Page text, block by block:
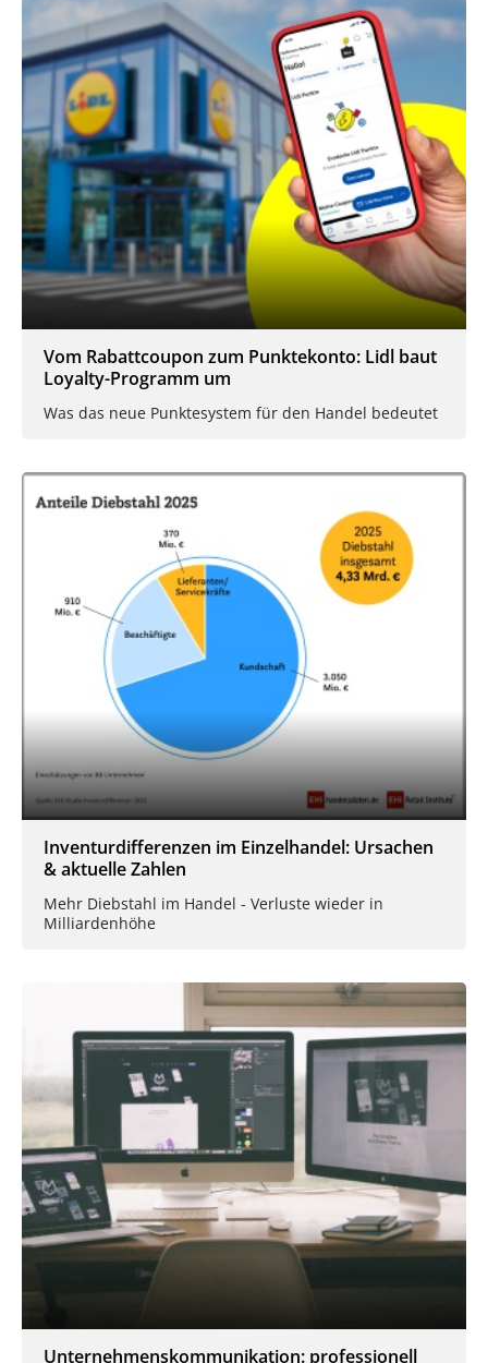
Vom Rabattcoupon zum Punktekonto: Lidl baut
Loyalty-Programm um
Was das neue Punktesystem für den Handel bedeutet
Inventurdifferenzen im Einzelhandel: Ursachen
& aktuelle Zahlen
Mehr Diebstahl im Handel - Verluste wieder in
Milliardenhöhe
Unternehmenskommunikation: professionell